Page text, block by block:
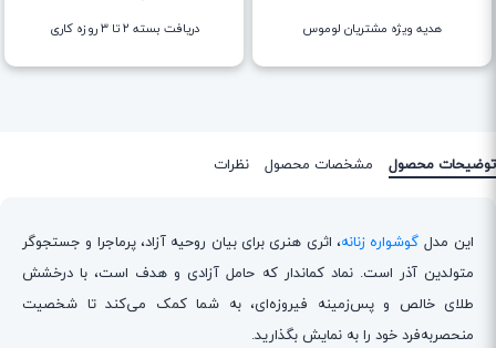
هدیه ویژه مشتریان لوموس دریافت بسته ۲ تا ۳ روزه کاری
توضیحات محصول مشخصات محصول نظرات
این مدل گوشواره زنانه، اثری هنری برای بیان روحیه آزاد، پرماجرا و جستجوگر
متولدین آذر است. نماد کماندار که حامل آزادی و هدف است، با درخشش
طلای خالص و پس‌زمینه فیروزه‌ای، به شما کمک می‌کند تا شخصیت
منحصربه‌فرد خود را به نمایش بگذارید.